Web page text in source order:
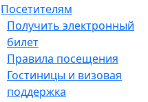
Посетителям
Получить электронный
билет
Правила посещения
Гостиницы и визовая
поддержка